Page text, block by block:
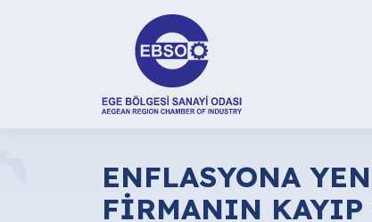
ENFLASYONA
FİRMANIN